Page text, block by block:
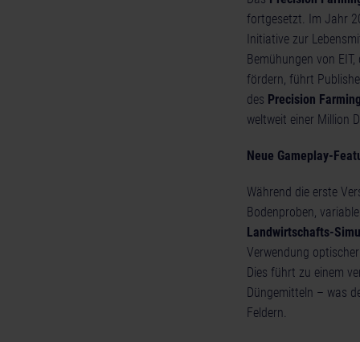
fortgesetzt. Im Jahr
Initiative zur
Bemühungen von
fördern, führt
des Precision
weltweit einer Million
Neue Gameplay-
Während die erste
Bodenproben,
Landwirtschafts-
Verwendung
Dies führt zu einem
Düngemitteln – was
Feldern.